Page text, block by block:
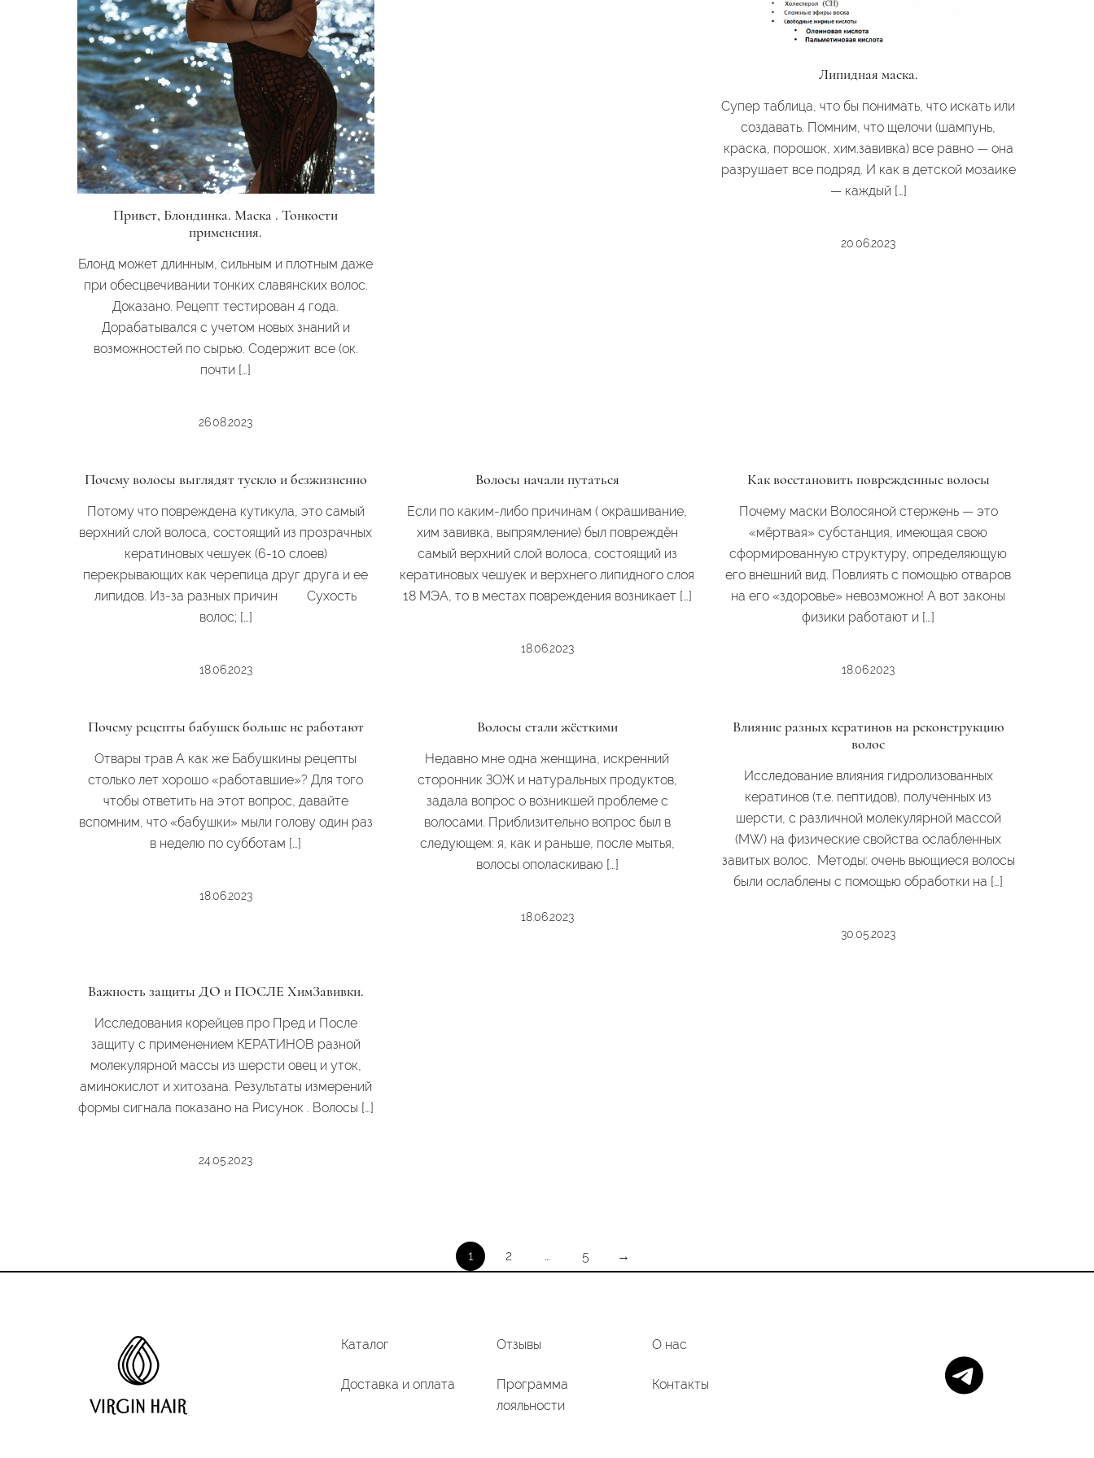
Привет, Блондинка. Маска . Тонкости
применения.
Блонд может длинным, сильным и плотным даже
при обесцвечивании тонких славянских волос.
Доказано. Рецепт тестирован 4 года.
Дорабатывался с учетом новых знаний и
возможностей по сырью. Содержит все (ок.
почти […]
26.08.2023
Липидная маска.
Супер таблица, что бы понимать, что искать или
создавать. Помним, что щелочи (шампунь,
краска, порошок, хим.завивка) все равно — она
разрушает все подряд. И как в детской мозаике
— каждый […]
20.06.2023
Почему волосы выглядят тускло и безжизненно
Потому что повреждена кутикула, это самый
верхний слой волоса, состоящий из прозрачных
кератиновых чешуек (6-10 слоев)
перекрывающих как черепица друг друга и ее
липидов. Из-за разных причин Сухость
волос; […]
18.06.2023
Волосы начали путаться
Если по каким-либо причинам ( окрашивание,
хим завивка, выпрямление) был повреждён
самый верхний слой волоса, состоящий из
кератиновых чешуек и верхнего липидного слоя
18 МЭА, то в местах повреждения возникает […]
18.06.2023
Как восстановить поврежденные волосы
Почему маски Волосяной стержень — это
«мёртвая» субстанция, имеющая свою
сформированную структуру, определяющую
его внешний вид. Повлиять с помощью отваров
на его «здоровье» невозможно! А вот законы
физики работают и […]
18.06.2023
Почему рецепты бабушек больше не работают
Отвары трав А как же Бабушкины рецепты
столько лет хорошо «работавшие»? Для того
чтобы ответить на этот вопрос, давайте
вспомним, что «бабушки» мыли голову один раз
в неделю по субботам […]
18.06.2023
Волосы стали жёсткими
Недавно мне одна женщина, искренний
сторонник ЗОЖ и натуральных продуктов,
задала вопрос о возникшей проблеме с
волосами. Приблизительно вопрос был в
следующем: я, как и раньше, после мытья,
волосы ополаскиваю […]
18.06.2023
Влияние разных кератинов на реконструкцию
волос
Исследование влияния гидролизованных
кератинов (т.е. пептидов), полученных из
шерсти, с различной молекулярной массой
(MW) на физические свойства ослабленных
завитых волос. Методы: очень вьющиеся волосы
были ослаблены с помощью обработки на […]
30.05.2023
Важность защиты ДО и ПОСЛЕ ХимЗавивки.
Исследования корейцев про Пред и После
защиту с применением КЕРАТИНОВ разной
молекулярной массы из шерсти овец и уток,
аминокислот и хитозана. Результаты измерений
формы сигнала показано на Рисунок . Волосы […]
24.05.2023
Пагинация
1 2 … 5 →
Каталог Отзывы О нас
Доставка и оплата
Программа
лояльности
Контакты